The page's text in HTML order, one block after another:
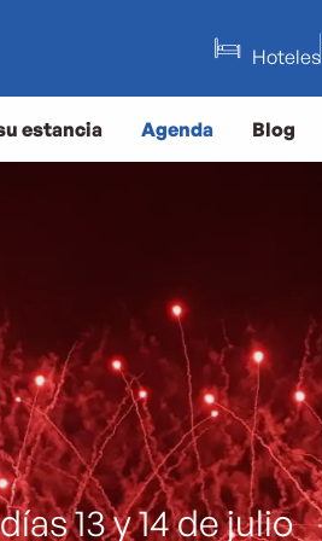
Hoteles
estancia Agenda Blog
13 y 14 de julio